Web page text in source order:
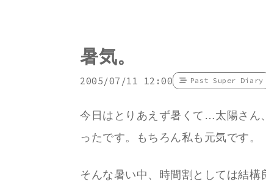
暑気。
2005/07/11 12:00 Past Super Diary
今日はとりあえず暑くて…太陽さ
ったです。もちろん私も元気です。
そんな暑い中、時間割としては結